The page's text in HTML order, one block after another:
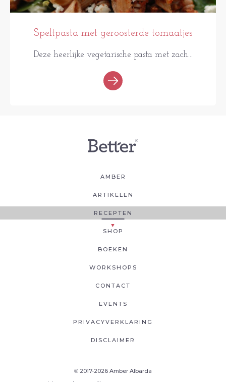
Speltpasta met geroosterde tomaatjes
Deze heerlijke vegetarische pasta met zach...
AMBER
ARTIKELEN
RECEPTEN
SHOP
BOEKEN
WORKSHOPS
CONTACT
EVENTS
PRIVACYVERKLARING
DISCLAIMER
® 2017-2026 Amber Albarda